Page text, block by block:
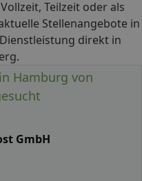
Teilzeit oder als
Stellenangebote in
direkt in
Hamburg von
GmbH